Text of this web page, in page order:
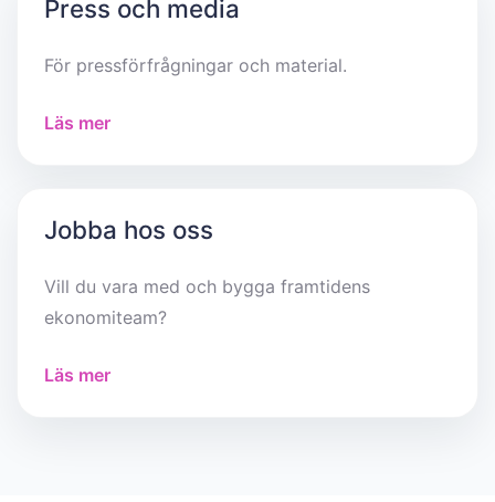
Press och media
För pressförfrågningar och material.
Läs mer
Jobba hos oss
Vill du vara med och bygga framtidens
ekonomiteam?
Läs mer